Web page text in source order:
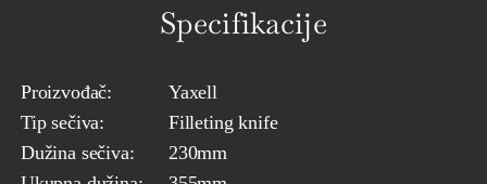
Specifikacije
Proizvođač:
Yaxell
Tip sečiva:
Filleting knife
Dužina sečiva:
230mm